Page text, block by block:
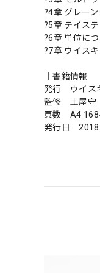
?4章 グレー
?5章 テイス
?6章 単位に
?7章 ウイス
｜書籍情報
発行 ウイス
監修 土屋守
頁数 A4 168
発行日 2018